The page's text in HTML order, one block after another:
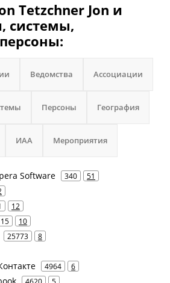
Tetzchner Jon и
системы,
Ведомства Ассоциации
Персоны География
ИАА Мероприятия
Software 340 51
12
15 10
25773 8
4964 6